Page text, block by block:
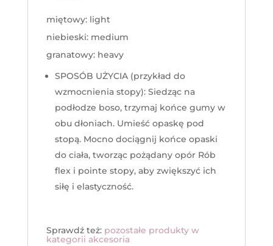
miętowy: light
niebieski: medium
granatowy: heavy
SPOSÓB UŻYCIA (przykład do
wzmocnienia stopy): Siedząc na
podłodze boso, trzymaj końce gumy w
obu dłoniach. Umieść opaskę pod
stopą. Mocno dociągnij końce opaski
do ciała, tworząc pożądany opór Rób
flex i pointe stopy, aby zwiększyć ich
siłę i elastyczność.
Sprawdź też: pozostałe produkty w
kategorii akcesoria